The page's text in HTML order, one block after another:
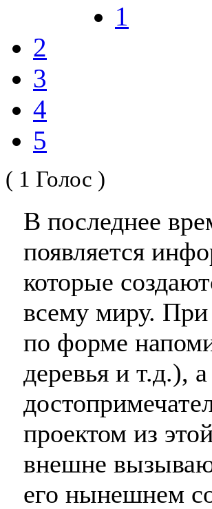
1
2
3
4
5
( 1 Голос )
В последнее
появляется
которые
всему миру. При
по форме
деревья и т.д.),
проектом из
внешне
его нынешнем